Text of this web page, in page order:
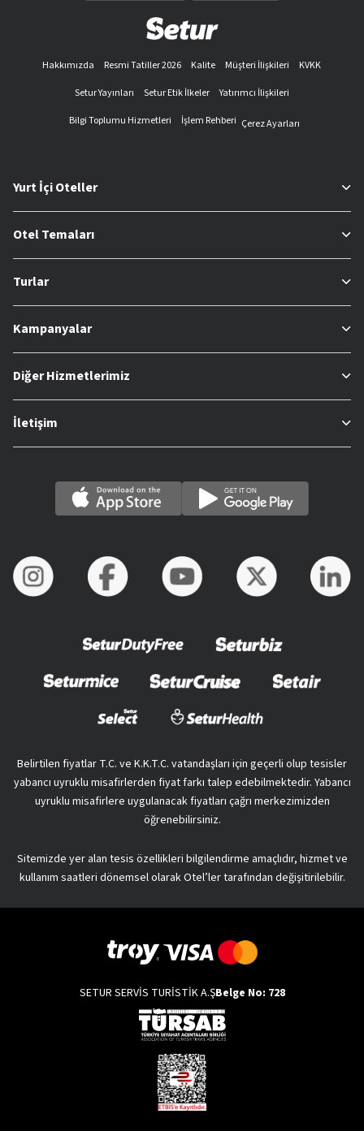
Hakkımızda Resmi Tatiller 2026 Kalite Müşteri İlişkileri
KVKK
Setur Yayınları
Setur Etik İlkeler
Yatırımcı İlişkileri
Bilgi Toplumu Hizmetleri
İşlem Rehberi Çerez Ayarları
Yurt İçi Oteller
Otel Temaları
Turlar
Kampanyalar
Diğer Hizmetlerimiz
İletişim
Belirtilen fiyatlar T.C. ve K.K.T.C. vatandaşları için geçerli olup tesisler
yabancı uyruklu misafirlerden fiyat farkı talep edebilmektedir. Yabancı
uyruklu misafirlere uygulanacak fiyatları çağrı merkezimizden
öğrenebilirsiniz.
Sitemizde yer alan tesis özellikleri bilgilendirme amaçlıdır, hizmet ve
kullanım saatleri dönemsel olarak Otel’ler tarafından değişitirilebilir.
SETUR SERVİS TURİSTİK A.ŞBelge No: 728